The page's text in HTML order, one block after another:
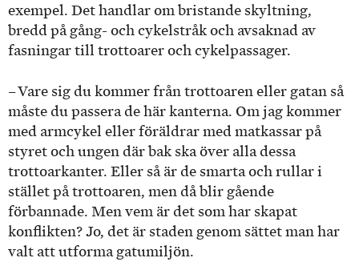
exempel. Det handlar om bristande skyltning,
bredd på gång- och cykelstråk och avsaknad av
fasningar till trottoarer och cykelpassager.
– Vare sig du kommer från trottoaren eller gatan så
måste du passera de här kanterna. Om jag kommer
med armcykel eller föräldrar med matkassar på
styret och ungen där bak ska över alla dessa
trottoarkanter. Eller så är de smarta och rullar i
stället på trottoaren, men då blir gående
förbannade. Men vem är det som har skapat
konflikten? Jo, det är staden genom sättet man har
valt att utforma gatumiljön.